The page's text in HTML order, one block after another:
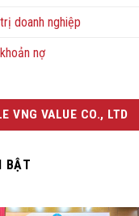
doanh nghiệp
nợ
VNG VALUE CO., LTD
BẬT